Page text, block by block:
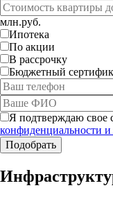
млн.руб.
Ипотека
По акции
В рассрочку
Бюджетный
Я подтверждаю свое
конфиденциальности
Для корректной